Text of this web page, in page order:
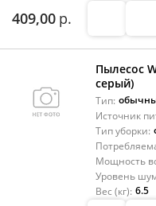
409,00 р.
Пылесос
серый)
Тип:
Источник
Тип уборки:
Мощность
Уровень
Вес (кг): 6.5